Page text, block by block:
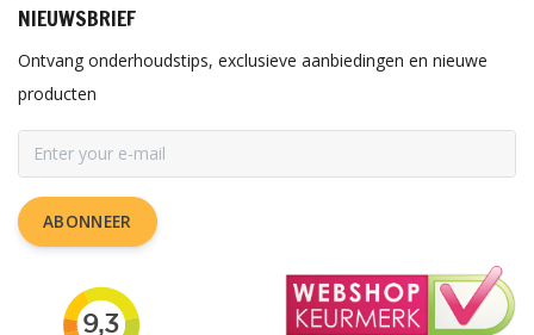
NIEUWSBRIEF
Ontvang onderhoudstips, exclusieve aanbiedingen en nieuwe
producten
ABONNEER